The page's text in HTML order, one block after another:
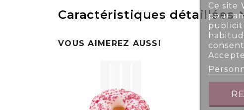
Caractéristiques détaillées
VOUS AIMEREZ AUSSI
Ce site
pour